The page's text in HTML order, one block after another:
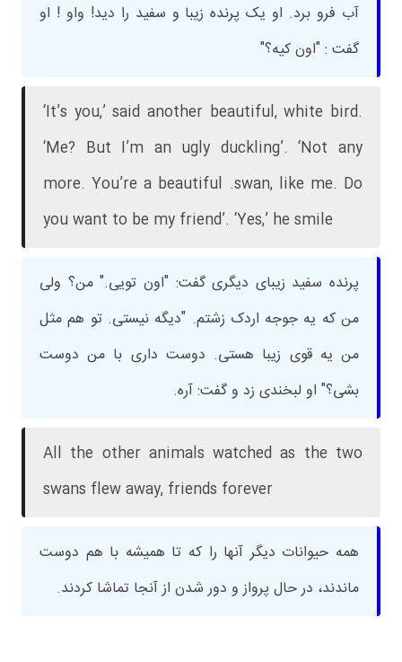
آب فرو برد. او یک پرنده زیبا و سفید را دید! واو ! او
گفت : "اون کیه؟"
‘It’s you,’ said another beautiful, white bird.
‘Me? But I’m an ugly duckling’. ‘Not any
more. You’re a beautiful .swan, like me. Do
you want to be my friend’. ‘Yes,’ he smile
پرنده سفید زیبای دیگری گفت: "اون تویی." من؟ ولی
من که یه جوجه اردک زشتم. "دیگه نیستی. تو هم مثل
من یه قوی زیبا هستی. دوست داری با من دوست
بشی؟" او لبخندی زد و گفت: آره.
All the other animals watched as the two
swans flew away, friends forever
همه حیوانات دیگر آنها را که تا همیشه با هم دوست
ماندند، در حال پرواز و دور شدن از آنجا تماشا کردند.